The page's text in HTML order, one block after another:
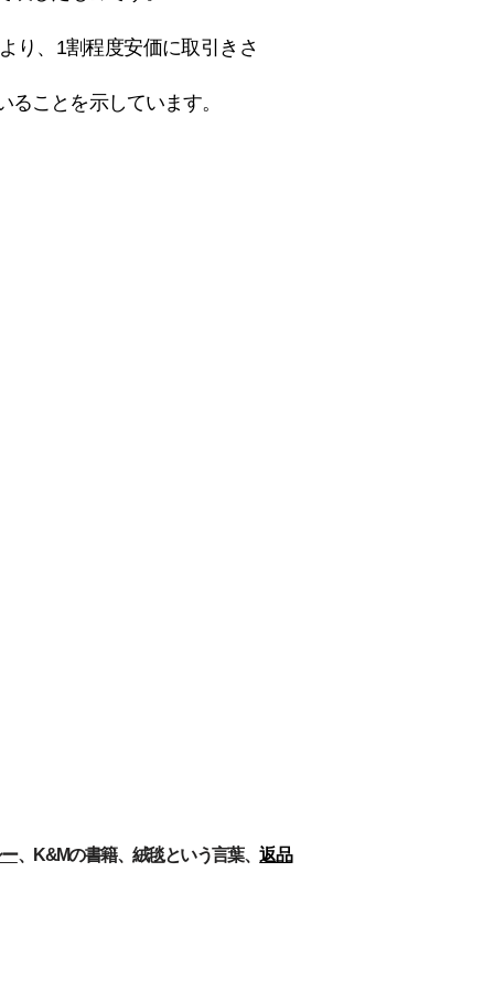
り、1割程度安価に取引きさ
ことを示しています。
、 K&Mの書籍​、絨毯という言葉、返品